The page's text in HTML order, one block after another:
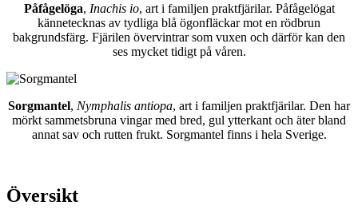
Påfågelöga, Inachis io, art i familjen praktfjärilar. Påfågelögat
kännetecknas av tydliga blå ögonfläckar mot en rödbrun
bakgrundsfärg. Fjärilen övervintrar som vuxen och därför kan den
ses mycket tidigt på våren.
Sorgmantel, Nymphalis antiopa, art i familjen praktfjärilar. Den har
mörkt sammetsbruna vingar med bred, gul ytterkant och äter bland
annat sav och rutten frukt. Sorgmantel finns i hela Sverige.
Översikt